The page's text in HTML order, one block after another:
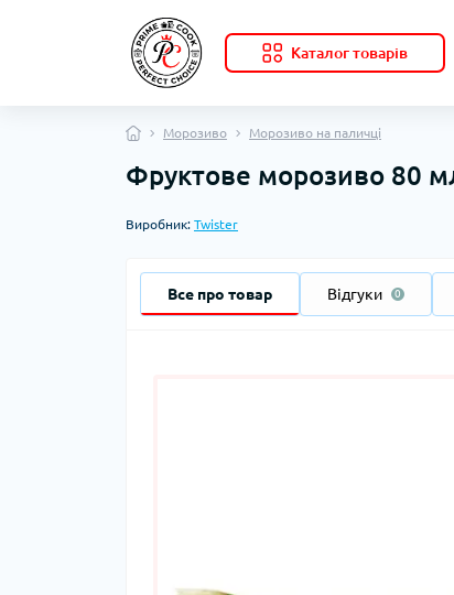
Каталог товарів
Морозиво Морозиво на паличці
Фруктове морозиво 80
Виробник: Twister
Все про товар Відгуки 0